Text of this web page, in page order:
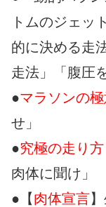
トムのジェッ
的に決める走
走法」「腹圧
●マラソンの
せ」
●究極の走り方
肉体に聞け」
●【肉体宣言